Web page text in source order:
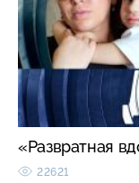
«Развратная
22621